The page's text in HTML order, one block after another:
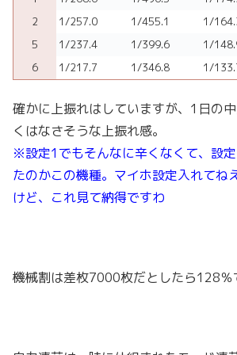
2
1/257.0 1/455.1 1/
5
1/237.4 1/399.6 1/
6
1/217.7 1/346.8 1/
確かに上振れはしていますが、1日の
くはなさそうな上振れ感。
※設定1でもそんなに辛くなくて、設
たのかこの機種。マイホ設定入れてね
けど、これ見て納得ですわ
機械割は差枚7000枚だとしたら128％